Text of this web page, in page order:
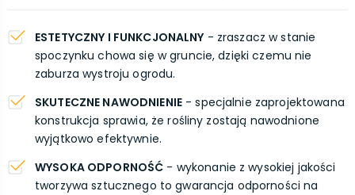
ESTETYCZNY I FUNKCJONALNY - zraszacz w stanie
spoczynku chowa się w gruncie, dzięki czemu nie
zaburza wystroju ogrodu.
SKUTECZNE NAWODNIENIE- specjalnie zaprojektowana
konstrukcja sprawia, że rośliny zostają nawodnione
wyjątkowo efektywnie.
WYSOKA ODPORNOŚĆ - wykonanie z wysokiej jakości
tworzywa sztucznego to gwarancja odporności na